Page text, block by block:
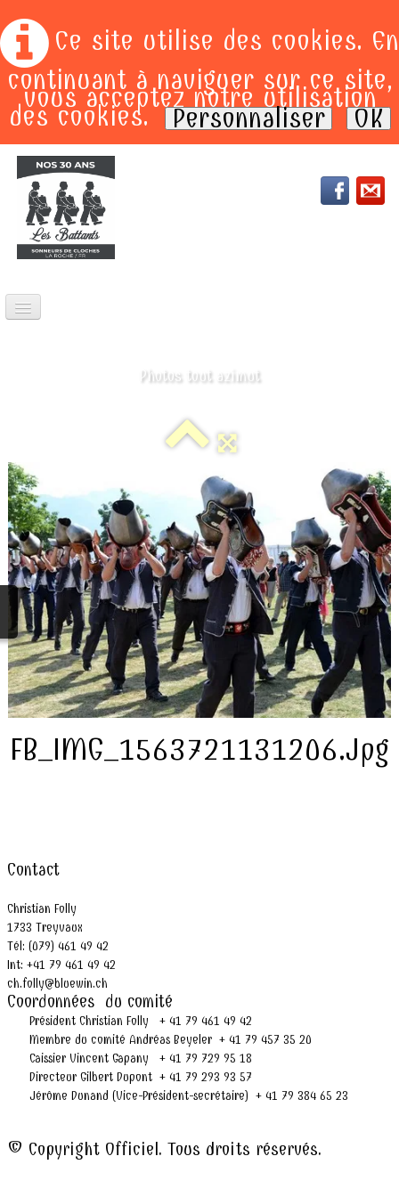
Ce site utilise des cookies. En
continuant à naviguer sur ce site,
vous acceptez notre utilisation
des cookies. Personnaliser OK
CHOEURS BATTANTS
POSTERS
ALBUMS▼
FORMULAIRE DE CONTACT
PRESSE
Photos tout azimut
FB_IMG_1563721131206.jpg
Contact
Christian Folly
1733 Treyvaux
Tél: (079) 461 49 42
Int: +41 79 461 49 42
ch.folly@bluewin.ch
Coordonnées du comité
Président Christian Folly + 41 79 461 49 42
Membre du comité Andréas Beyeler + 41 79 457 35 20
Caissier Vincent Gapany + 41 79 729 95 18
Directeur Gilbert Dupont + 41 79 293 93 57
Jérôme Dunand (Vice-Président-secrétaire) + 41 79 384 65 23
© Copyright Officiel. Tous droits réservés.